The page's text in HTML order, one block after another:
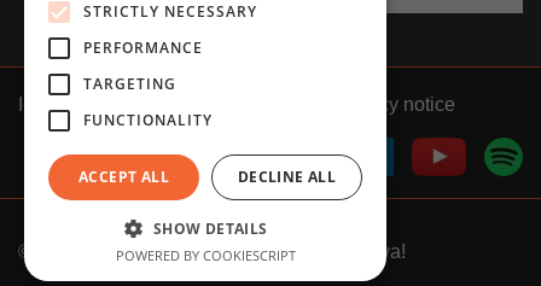
Privacy notice
© Clementine///Minden jog fenntartva!
STRICTLY NECESSARY
PERFORMANCE
TARGETING
FUNCTIONALITY
ACCEPT ALL DECLINE ALL
SHOW DETAILS
POWERED BY COOKIESCRIPT